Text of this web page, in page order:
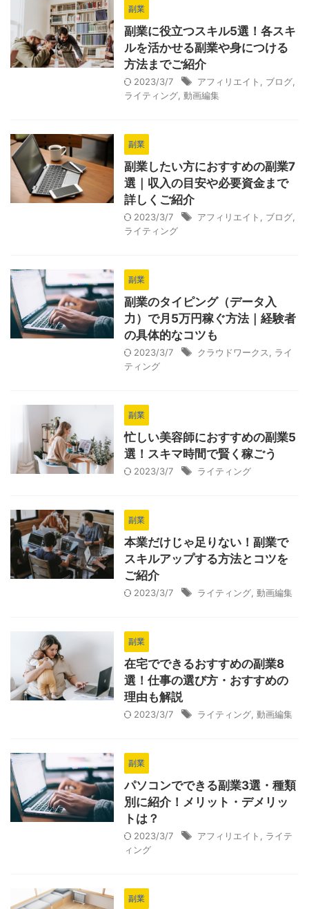
副業
副業に役立つスキル5選！各スキ
ルを活かせる副業や身につける
方法までご紹介
2023/3/7 アフィリエイト ブログ
ライティング 動画編集
副業
副業したい方におすすめの副業7
選｜収入の目安や必要資金まで
詳しくご紹介
2023/3/7 アフィリエイト ブログ
ライティング
副業
副業のタイピング（データ入
力）で月5万円稼ぐ方法｜経験者
の具体的なコツも
2023/3/7 クラウドワークス
ライ
ティング
副業
忙しい美容師におすすめの副業5
選！スキマ時間で賢く稼ごう
2023/3/7 ライティング
副業
本業だけじゃ足りない！副業で
スキルアップする方法とコツを
ご紹介
2023/3/7 ライティング 動画編集
副業
在宅でできるおすすめの副業8
選！仕事の選び方・おすすめの
理由も解説
2023/3/7 ライティング 動画編集
副業
パソコンでできる副業3選・種類
別に紹介！メリット・デメリッ
トは？
2023/3/7 アフィリエイト
ライテ
ィング
副業